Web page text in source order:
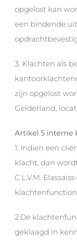
opgelost kan
een bindende
3. Klachten als
zijn opgelost
Gelderland,
Artikel 5 interne
1. Indien een
klacht, dan
C.L.V.M.
2.De
geklaagd in